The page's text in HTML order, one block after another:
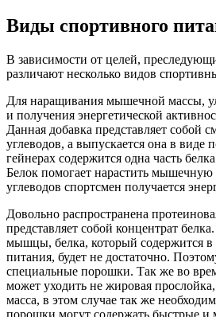
Виды спортивного
В зависимости от целей,
различают несколько видов
Для наращивания мышечной массы,
и получения энергетической
Данная добавка представляет собой
углеводов, а выпускается она в
гейнерах содержится одна часть
Белок помогает нарастить
углеводов спортсмен получается
Довольно распространена
представляет собой концентрат
мышцы, белка, который содержится
питания, будет не достаточно.
специальные порошки. Так же во
может уходить не жировая
масса, в этом случае так же
порошки могут содержать быстрые и